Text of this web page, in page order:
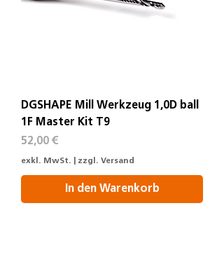
DGSHAPE Mill Werkzeug 1,0D ball
1F Master Kit T9
Preis
52,00 €
exkl. MwSt. zzgl. Versand
In den Warenkorb